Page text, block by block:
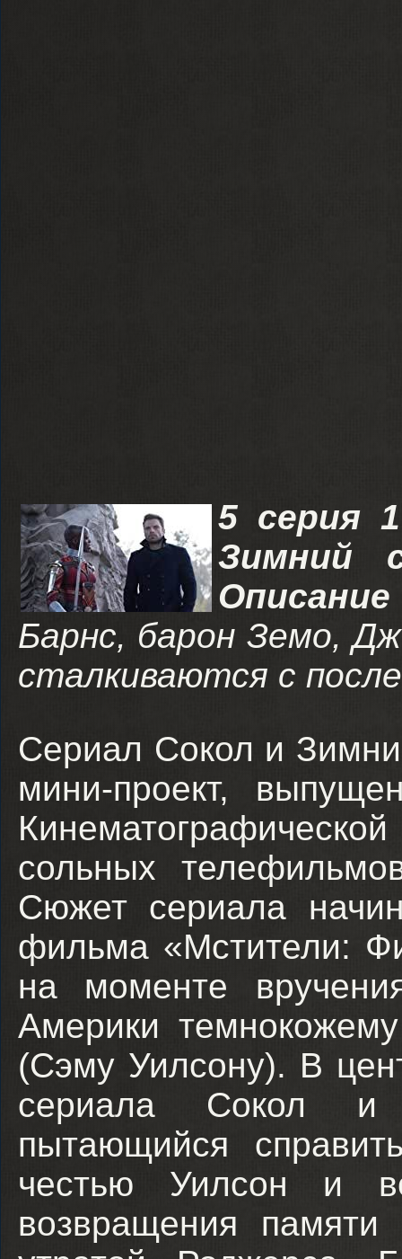
5 серия
Зимний
Барнс, барон Земо,
сталкиваются с
Сериал Сокол и
мини-проект,
сольных
Сюжет сериала
фильма «Мстители:
на моменте
Америки
(Сэму Уилсону). В
сериала Сокол и
пытающийся
честью Уилсон и
возвращения памяти